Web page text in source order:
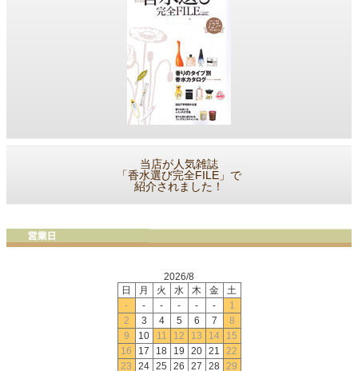
当店が人気雑誌
「香水選び完全FILE」で
紹介されました！
2026/8
日
月 火 水 木 金
土
-
- - - - -
1
2
3 4 5 6 7
8
9
10 11 12 13 14
15
16
17 18 19 20 21
22
23
24 25 26 27 28 29